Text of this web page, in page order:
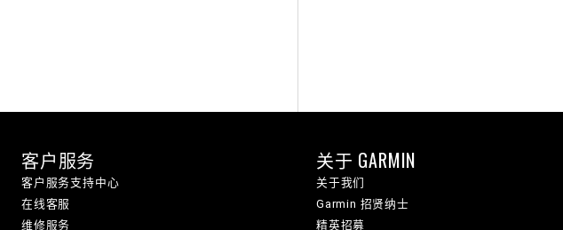
客户服务
客户服务支持中心
在线客服
维修服务
关于 GARMIN
关于我们
Garmin 招贤纳士
精英招募